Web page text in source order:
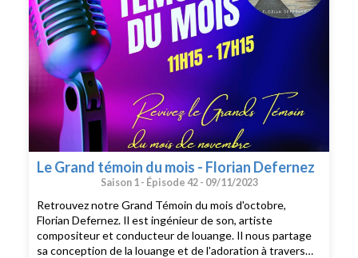
Le Grand témoin du mois - Florian Defernez
Saison 1 - Épisode 42 - 09/11/2023
Retrouvez notre Grand Témoin du mois d'octobre,
Florian Defernez. Il est ingénieur de son, artiste
compositeur et conducteur de louange. Il nous partage
sa conception de la louange et de l'adoration à travers